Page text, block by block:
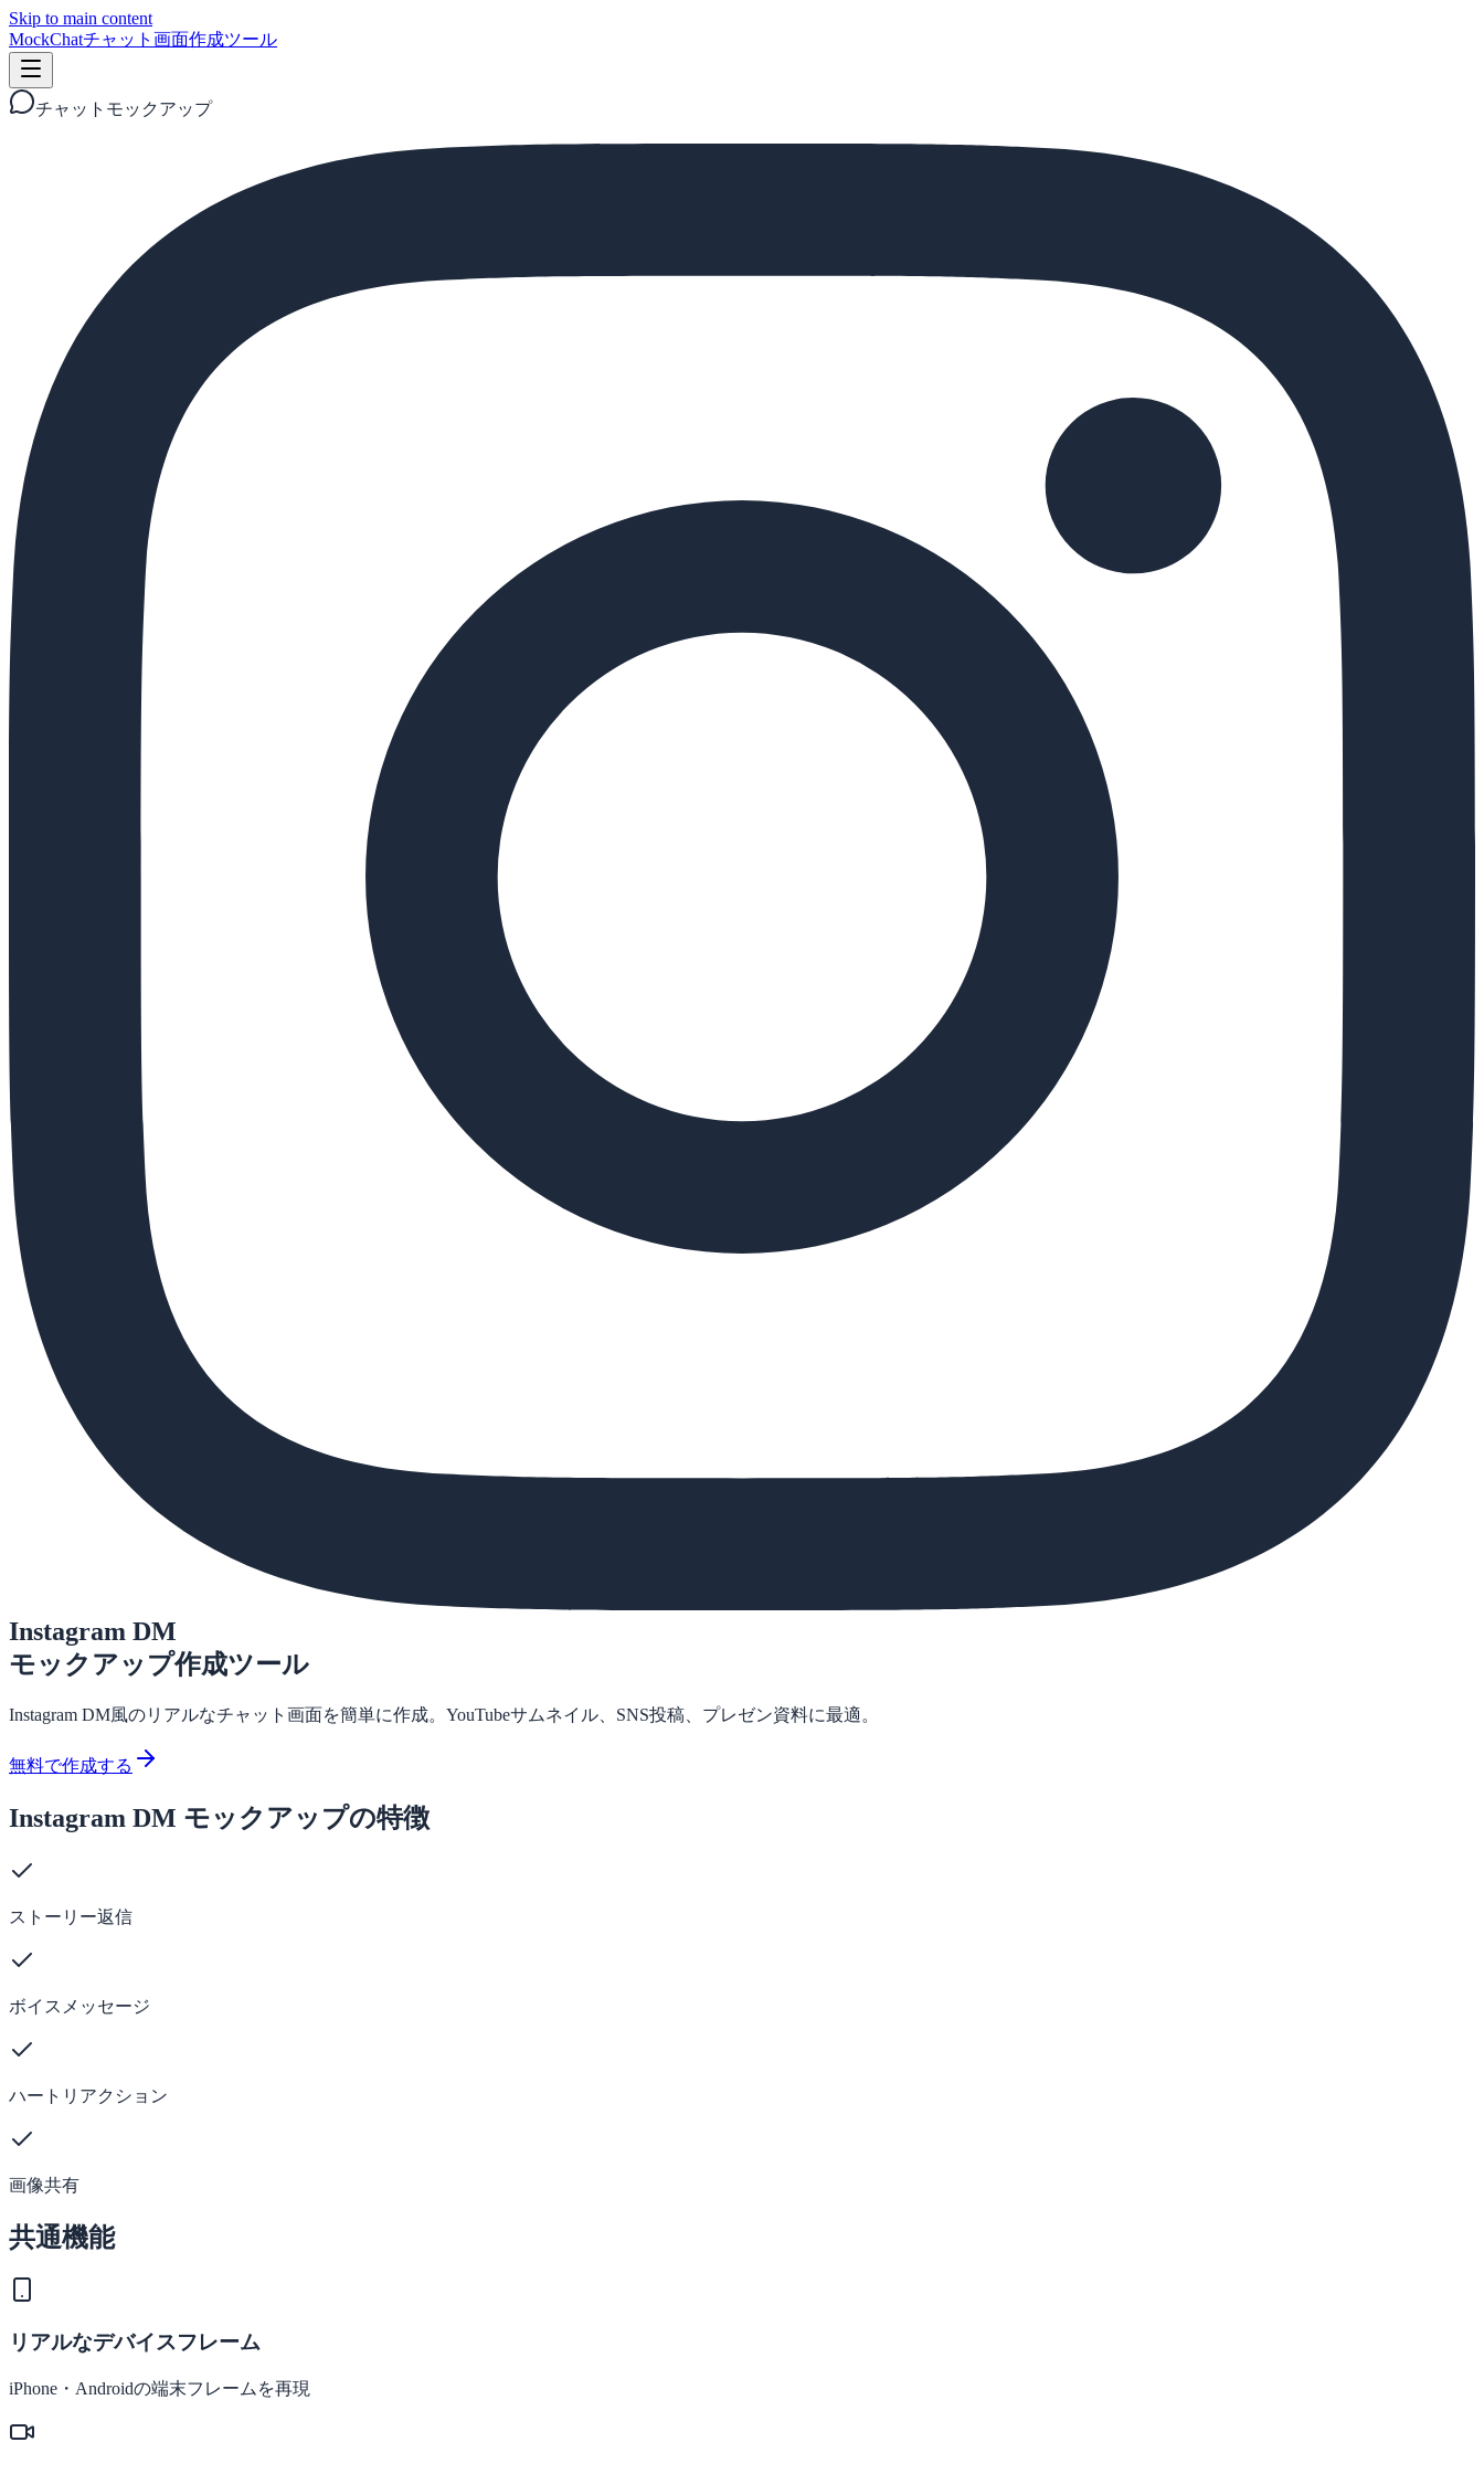
Skip to main content
MockChatチャット画面作成ツール
チャットモックアップ
Instagram DM
モックアップ作成ツール
Instagram DM風のリアルなチャット画面を簡単に作成。YouTubeサムネイル、SNS投稿、プレゼン資料に最適。
無料で作成する
Instagram DM モックアップの特徴
ストーリー返信
ボイスメッセージ
ハートリアクション
画像共有
共通機能
リアルなデバイスフレーム
iPhone・Androidの端末フレームを再現